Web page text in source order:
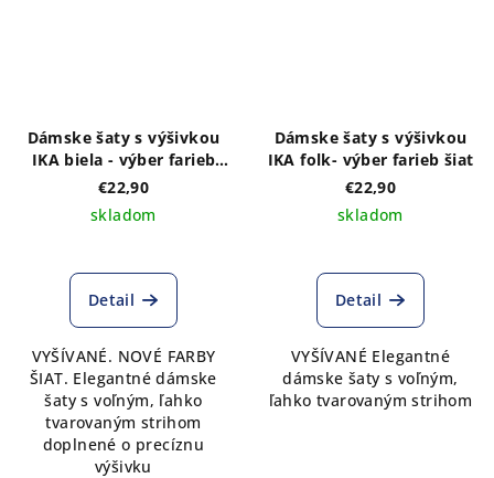
Dámske šaty s výšivkou
IKA biela - výber farieb
šiat
€22,90
skladom
Detail
VYŠÍVANÉ. NOVÉ FARBY
ŠIAT. Elegantné dámske
šaty s voľným, ľahko
tvarovaným strihom
doplnené o precíznu
výšivku
Dámske šaty s výšivkou
IKA folk- výber farieb šiat
€22,90
skladom
Detail
VYŠÍVANÉ Elegantné
dámske šaty s voľným,
ľahko tvarovaným strihom